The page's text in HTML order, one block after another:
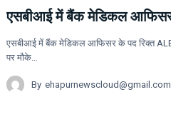
एसबीआई में बैंक मेडिकल
एसबीआई में बैंक मेडिकल आफिसर के पद रिक्त
पर मौके…
By ehapurnewscloud@gmail.com